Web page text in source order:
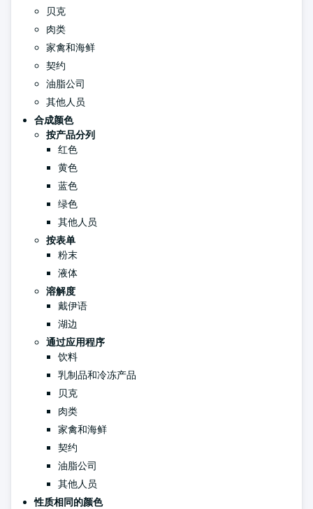
贝克
肉类
家禽和海鲜
契约
油脂公司
其他人员
合成颜色
按产品分列
红色
黄色
蓝色
绿色
其他人员
按表单
粉末
液体
溶解度
戴伊语
湖边
通过应用程序
饮料
乳制品和冷冻产品
贝克
肉类
家禽和海鲜
契约
油脂公司
其他人员
性质相同的颜色